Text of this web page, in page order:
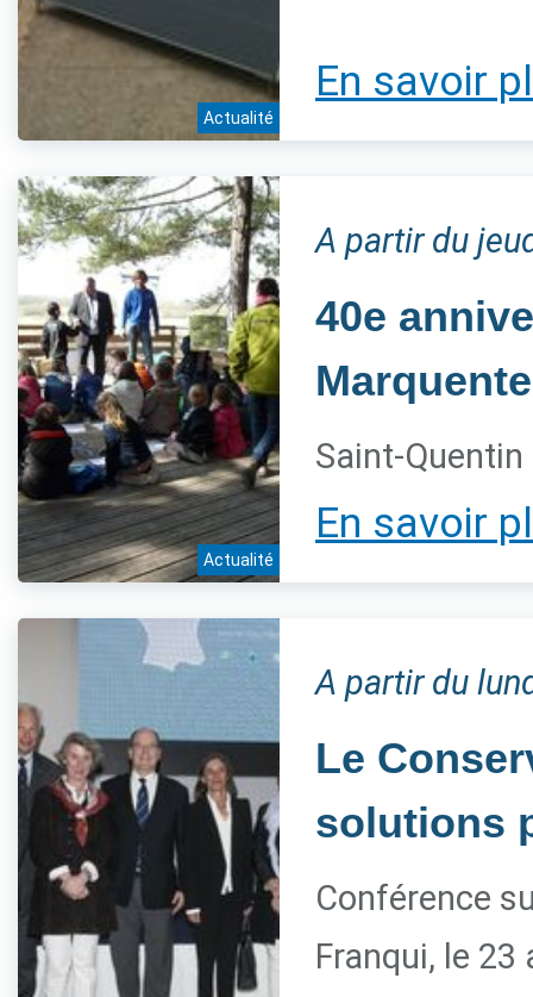
Actualité
En savoir
Actualité
A partir du
40e
Saint-
En savoir
A partir du
Le
solutions
Conférence
Franqui, le 23